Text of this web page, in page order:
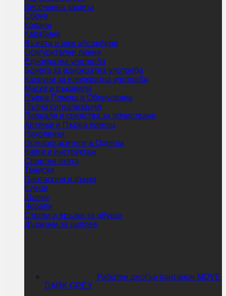
Височинна защита
Сбруи
Колани
Карабини
Въжета и шок абсорбери
Осигурителни линии
Еднократна употреба
Бонета за еднократна употреба
Калцуни за еднократна употреба
Маски и ръкавели
Първа Помощ и Оборудване
Пътна сигнализация
Парцали и средства за почистване
Аптечки и Първа помощ
Наколенки
Пожарогасители и Одеяла
Книги и инструктаж
Спортни якета
Тениски
Панталони и дънки
Елеци
Шапки
Чорапи
Стелки и връзки за обувки
Държачи за ципове
Работен джогър панталон MOVE
DARK GREY